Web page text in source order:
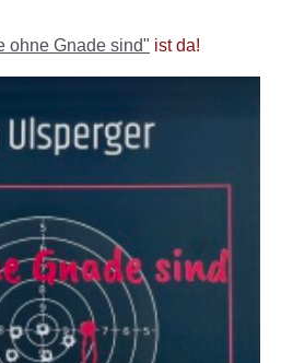
ohne Gnade sind" ist da!